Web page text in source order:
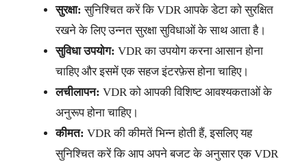
सुरक्षा: सुनिश्चित करें कि VDR आपके डेटा को सुरक्षित
रखने के लिए उन्नत सुरक्षा सुविधाओं के साथ आता है।
सुविधा उपयोग: VDR का उपयोग करना आसान होना
चाहिए और इसमें एक सहज इंटरफ़ेस होना चाहिए।
लचीलापन: VDR को आपकी विशिष्ट आवश्यकताओं के
अनुरूप होना चाहिए।
कीमत: VDR की कीमतें भिन्न होती हैं, इसलिए यह
सुनिश्चित करें कि आप अपने बजट के अनुसार एक VDR